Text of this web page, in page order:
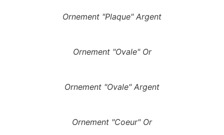
Ornement "Plaque" Argent
Ornement "Ovale" Or
Ornement "Ovale" Argent
Ornement "Coeur" Or